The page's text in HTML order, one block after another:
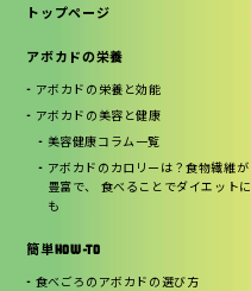
トップページ
アボカドの栄養
アボカドの栄養と効能
アボカドの美容と健康
美容健康コラム一覧
アボカドのカロリーは？食物繊維が
豊富で、 食べることでダイエットに
も
簡単HOW-TO
食べごろのアボカドの選び方